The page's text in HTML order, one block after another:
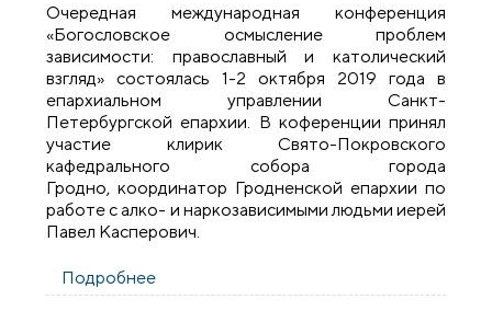
Очередная международная конференция
«Богословское осмысление проблем
зависимости: православный и католический
взгляд» состоялась 1-2 октября 2019 года в
епархиальном управлении Санкт-
Петербургской епархии. В коференции принял
участие клирик Свято-Покровского
кафедрального собора города
Гродно, координатор Гродненской епархии по
работе с алко- и наркозависимыми людьми иерей
Павел Касперович.
Подробнее
участие в международной конференции